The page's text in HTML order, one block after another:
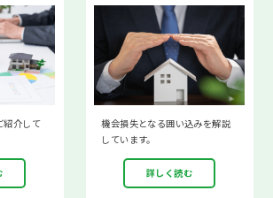
紹介して
機会損失となる囲い込みを解説
しています。
詳しく読む